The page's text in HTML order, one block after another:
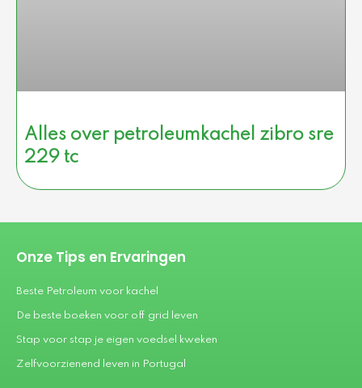
Alles over petroleumkachel zibro sre
229 tc
Onze Tips en Ervaringen
Beste Petroleum voor kachel
De beste boeken voor off grid leven
Stap voor stap je eigen voedsel kweken
Zelfvoorzienend leven in Portugal